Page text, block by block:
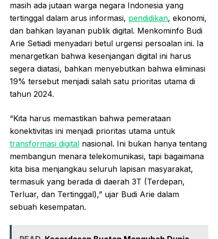
masih ada jutaan warga negara Indonesia yang
tertinggal dalam arus informasi, pendidikan, ekonomi,
dan bahkan layanan publik digital. Menkominfo Budi
Arie Setiadi menyadari betul urgensi persoalan ini. Ia
menargetkan bahwa kesenjangan digital ini harus
segera diatasi, bahkan menyebutkan bahwa eliminasi
19% tersebut menjadi salah satu prioritas utama di
tahun 2024.
“Kita harus memastikan bahwa pemerataan
konektivitas ini menjadi prioritas utama untuk
transformasi digital nasional. Ini bukan hanya tentang
membangun menara telekomunikasi, tapi bagaimana
kita bisa menjangkau seluruh lapisan masyarakat,
termasuk yang berada di daerah 3T (Terdepan,
Terluar, dan Tertinggal),” ujar Budi Arie dalam
sebuah kesempatan.